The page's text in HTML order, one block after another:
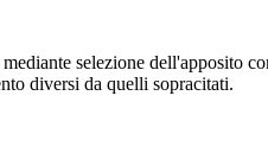
selezione
diversi da quelli sopracitati.